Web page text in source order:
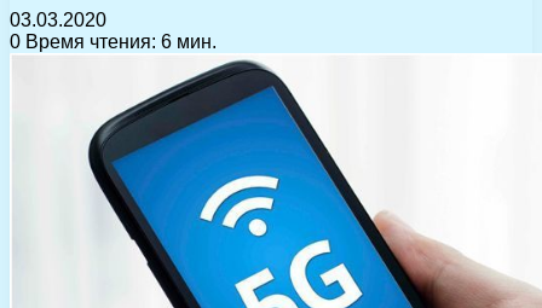
03.03.2020
0 Время чтения: 6 мин.